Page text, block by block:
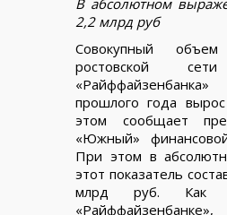
2,2 млрд руб
Совокупный
ростовской
прошлого года
этом сообщает
«Южный»
При этом в
этот показатель
млрд руб. Как